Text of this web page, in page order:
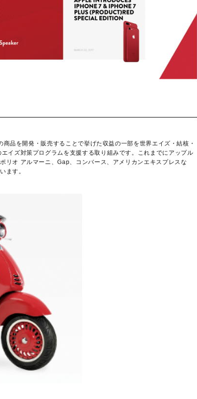
品を開発・販売することで挙げた収益の一部を世界エイズ・結核・
イズ対策プログラムを支援する取り組みです。これまでにアップル
リオ アルマーニ、Gap、コンバース、アメリカンエキスプレスな
ます。